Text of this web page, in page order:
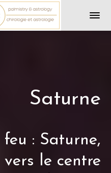
Saturne
feu : Saturne,
le centre